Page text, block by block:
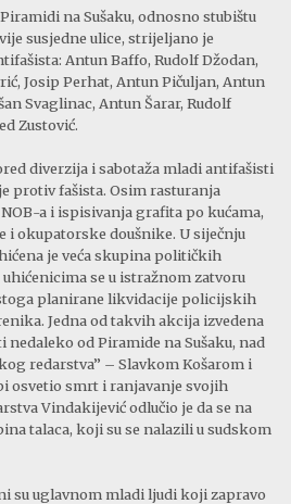
Piramidi na Sušaku, odnosno stubištu
susjedne ulice, strijeljano je
Antun Baffo, Rudolf Džodan,
Josip Perhat, Antun Pičuljan, Antun
Svaglinac, Antun Šarar, Rudolf
Zustović.
diverzija i sabotaža mladi antifašisti
protiv fašista. Osim rasturanja
a i ispisivanja grafita po kućama,
i okupatorske doušnike. U siječnju
je veća skupina političkih
uhićenicima se u istražnom zatvoru
planirane likvidacije policijskih
Jedna od takvih akcija izvedena
nedaleko od Piramide na Sušaku, nad
redarstva” – Slavkom Košarom i
osvetio smrt i ranjavanje svojih
Vindakijević odlučio je da se na
talaca, koji su se nalazili u sudskom
su uglavnom mladi ljudi koji zapravo